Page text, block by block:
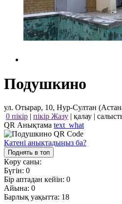
Подушкино
ул. Отырар, 10, Нур-Султан
0 пікір | пікір Жазу | қалау |
QR Анықтама text_what
Қатені анықтадыңыз ба?
Поднять в топ
Көру саны:
Бүгін: 0
Бір аптадан кейін: 0
Айына: 0
Барлық уақытта: 18